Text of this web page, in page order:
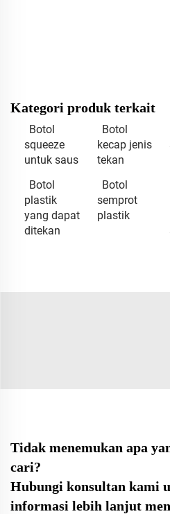
Kategori produk terkait
Botol
squeeze
untuk saus
Botol
kecap jenis
tekan
Botol
plastik
yang dapat
ditekan
Botol
semprot
plastik
Tidak menemukan apa
cari?
Hubungi konsultan kami
informasi lebih lanjut